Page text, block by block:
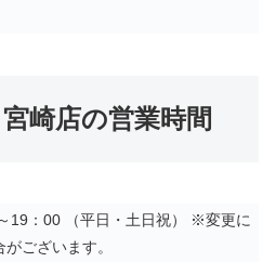
崎店の営業時間
19：00 （平日・土日祝） ※変更に
がございます。